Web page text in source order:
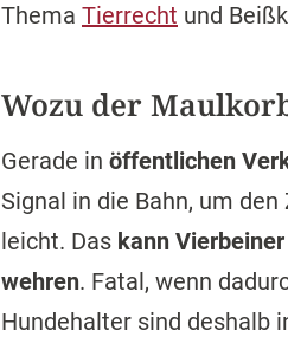
Thema Tierrecht und
Wozu der
Gerade in öffentlichen
Signal in die Bahn, um
leicht. Das kann
wehren. Fatal, wenn
Hundehalter sind deshalb